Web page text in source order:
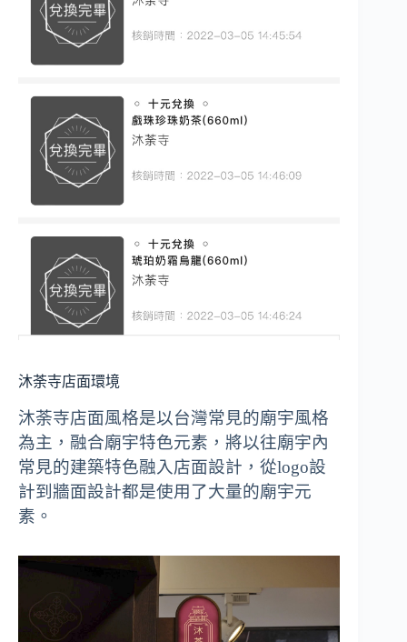
沐荼寺店面環境
沐荼寺店面風格是以台灣常見的廟宇風格
為主，融合廟宇特色元素，將以往廟宇內
常見的建築特色融入店面設計，從logo設
計到牆面設計都是使用了大量的廟宇元
素。